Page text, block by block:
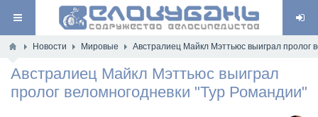
Новости Мировые Австралиец Майкл Мэттьюс выиграл пролог
Австралиец Майкл Мэттьюс выиграл
пролог веломногодневки "Тур Романдии"